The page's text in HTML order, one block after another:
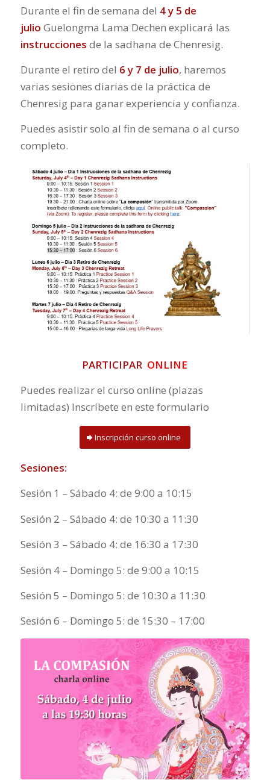
Durante el fin de semana del 4 y 5 de
julio Guelongma Lama Dechen explicará las
instrucciones de la sadhana de Chenresig.
Durante el retiro del 6 y 7 de julio, haremos
varias sesiones diarias de la práctica de
Chenresig para ganar experiencia y confianza.
Puedes asistir solo al fin de semana o al curso
completo.
PARTICIPAR ONLINE
Puedes realizar el curso online (plazas
limitadas) Inscríbete en este formulario
Inscripción curso online
Sesiones:
Sesión 1 – Sábado 4: de 9:00 a 10:15
Sesión 2 – Sábado 4: de 10:30 a 11:30
Sesión 3 – Sábado 4: de 16:30 a 17:30
Sesión 4 – Domingo 5: de 9:00 a 10:15
Sesión 5 – Domingo 5: de 10:30 a 11:30
Sesión 6 – Domingo 5: de 15:30 – 17:00